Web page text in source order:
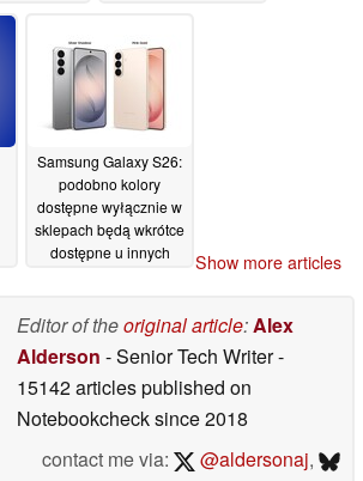
Samsung Galaxy S26:
podobno kolory
dostępne wyłącznie w
sklepach będą wkrótce
dostępne u innych
Show more articles
Editor of theoriginal article:Alex
Alderson - Senior Tech Writer-
15142 articles published on
Notebookchecksince 2018
contact me via:
@aldersonaj,